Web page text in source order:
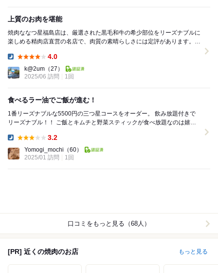
上質のお肉を堪能
焼肉ななつ星福島店は、厳選された黒毛和牛の希少部位をリーズナブルに
楽しめる精肉店直営の名店で、肉質の素晴らしさには定評があります。特
4.0
k@2um （27）
2025/06 訪問
1回
食べるラー油でご飯が進む！
1番リーズナブルな5500円の三つ星コースをオーダー。 飲み放題付きで
リーズナブル！！ ご飯とキムチと野菜スティックが食べ放題なのは嬉し
3.2
Yomogi_mochi （60）
2025/01 訪問
1回
口コミをもっと見る（68人）
[PR] 近くの焼肉のお店 もっと見る